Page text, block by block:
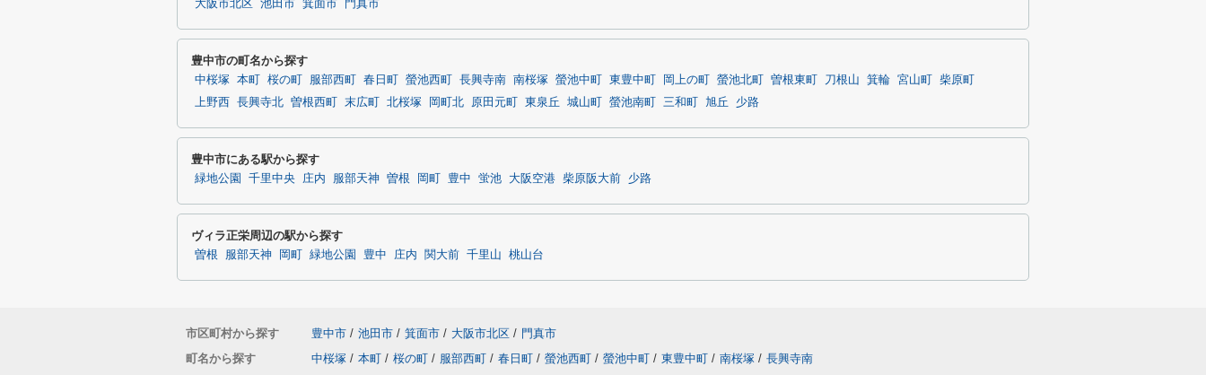
大阪市北区 池田市 箕面市 門真市
豊中市の町名から探す
中桜塚 本町 桜の町 服部西町 春日町 螢池西町 長興寺南 南桜塚 螢池中町 東豊中町 岡上の町 螢池北町 曽根東町 刀根山 箕輪 宮山町
柴原町
上野西
長興寺北 曽根西町 末広町 北桜塚 岡町北 原田元町 東泉丘 城山町 螢池南町 三和町 旭丘 少路
豊中市にある駅から探す
緑地公園 千里中央 庄内 服部天神 曽根 岡町 豊中 蛍池 大阪空港 柴原阪大前 少路
ヴィラ正栄周辺の駅から探す
曽根 服部天神 岡町 緑地公園 豊中 庄内 関大前 千里山 桃山台
市区町村から探す 豊中市 / 池田市 / 箕面市 / 大阪市北区 / 門真市
町名から探す
中桜塚 / 本町 / 桜の町 / 服部西町 / 春日町 / 螢池西町 / 螢池中町 / 東豊中町 / 南桜塚 / 長興寺南